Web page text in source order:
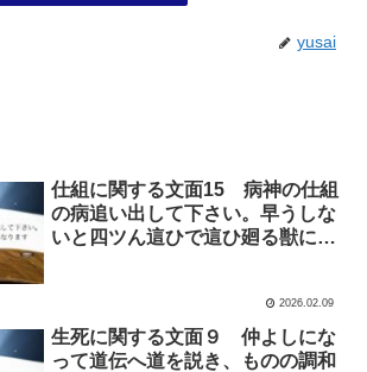
yusai
仕組に関する文面15 病神の仕組
の病追い出して下さい。早うしな
いと四ツん這ひで這ひ廻る獣にな
2026.02.09
生死に関する文面９ 仲よしにな
って道伝へ道を説き、ものの調和